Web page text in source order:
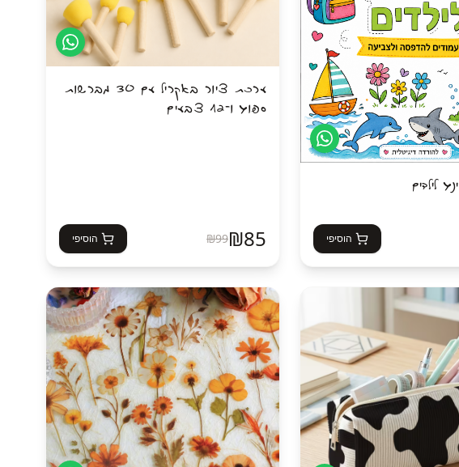
לילדים
הוסיפי
ערכת ציור באקריל עם 30 מברשות
ספוג ו־12 צבעים
₪85
₪99 הוסיפי